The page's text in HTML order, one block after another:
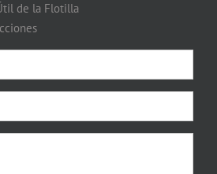
de la Flotilla